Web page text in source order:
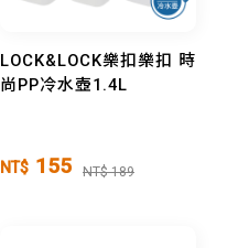
LOCK&LOCK樂扣樂扣 時
尚PP冷水壺1.4L
NT$ 155 NT$ 189